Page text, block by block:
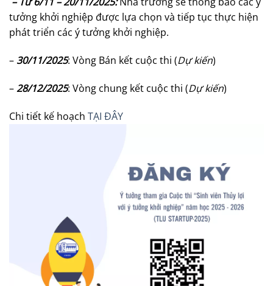
tưởng khởi nghiệp được lựa chọn và tiếp tục thực hiện
phát triển các ý tưởng khởi nghiệp.
– 30/11/2025: Vòng Bán kết cuộc thi (Dự kiến)
–28/12/2025: Vòng chung kết cuộc thi (Dự kiến)
Chi tiết kế hoạch TẠI ĐÂY